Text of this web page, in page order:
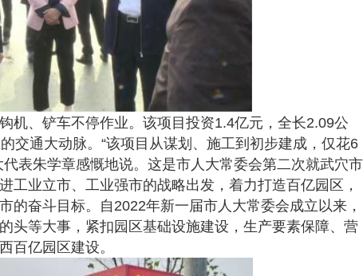
、铲车不停作业。该项目投资1.4亿元，全长2.09公
交通大动脉。“该项目从谋划、施工到初步建成，仅花6
表朱学章感慨地说。这是市人大常委会第二次就武穴市
业立市、工业强市的战略出发，着力打造百亿园区，
奋斗目标。自2022年新一届市人大常委会成立以来，
头等大事，紧扣园区基础设施建设，生产要素保障、营
百亿园区建设。